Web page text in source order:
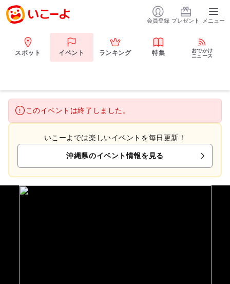
会員登録 プレゼント メニュー
スポット イベント ランキング 特集
おでかけ
ニュース
このイベントは終了しました。
いこーよでは楽しいイベントを毎日更新！
沖縄県のイベント情報を見る